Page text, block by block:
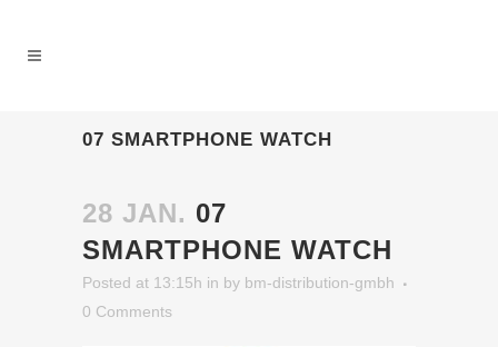
07 SMARTPHONE WATCH
28 JAN. 07
SMARTPHONE WATCH
Posted at 13:15h in by bm-distribution-gmbh
0 Comments